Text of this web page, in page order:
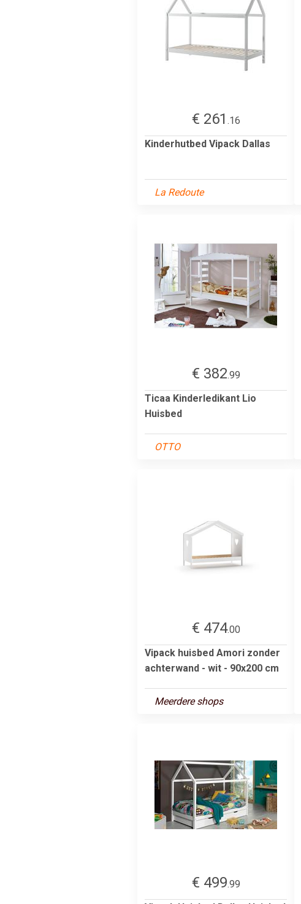
€ 261 .16
Kinderhutbed Vipack Dallas
La Redoute
€ 382.99
Ticaa Kinderledikant Lio
Huisbed
OTTO
€ 474.00
Vipack huisbed Amori zonder
achterwand - wit - 90x200 cm
Meerdere shops
€ 499.99